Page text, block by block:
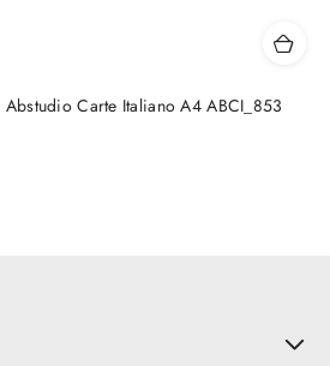
Carte Italiano A4 ABCI_853